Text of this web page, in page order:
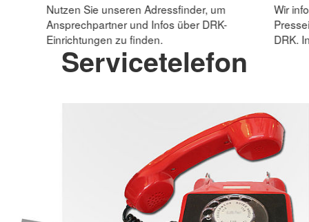
Nutzen Sie unseren Adressfinder, um
Ansprechpartner und Infos über DRK-
Einrichtungen zu finden.
Wir
DRK.
Servicetelefon